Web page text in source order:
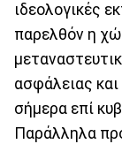
ιδεολογικές
παρελθόν η
ασφάλειας
σήμερα επί
Παράλληλα